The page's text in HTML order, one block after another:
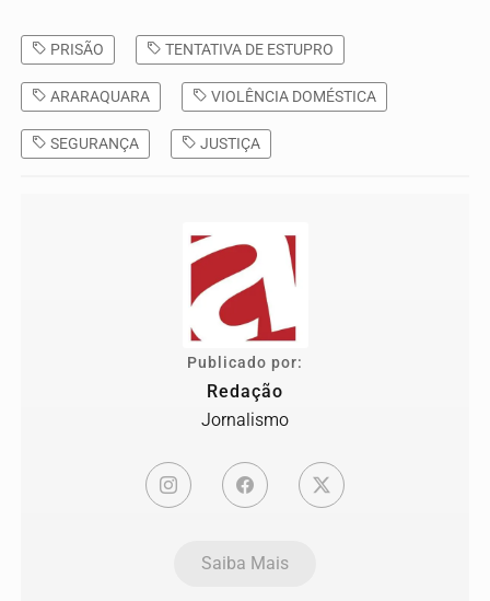
PRISÃO TENTATIVA DE ESTUPRO
ARARAQUARA VIOLÊNCIA DOMÉSTICA
SEGURANÇA JUSTIÇA
Publicado por:
Redação
Jornalismo
Saiba Mais